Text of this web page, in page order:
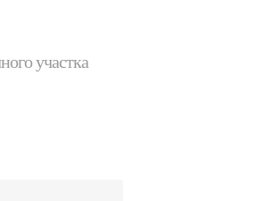
участка